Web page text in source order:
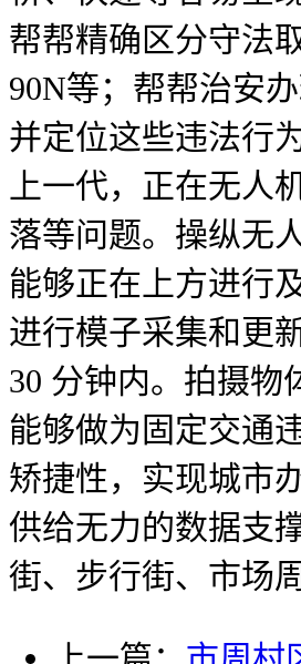
帮帮精确区分守法
90N等；帮帮治安
并定位这些违法行
上一代，正在无人
落等问题。操纵无
能够正在上方进行
进行模子采集和更
30 分钟内。拍摄物
能够做为固定交通
矫捷性，实现城市
供给无力的数据支
街、步行街、市场